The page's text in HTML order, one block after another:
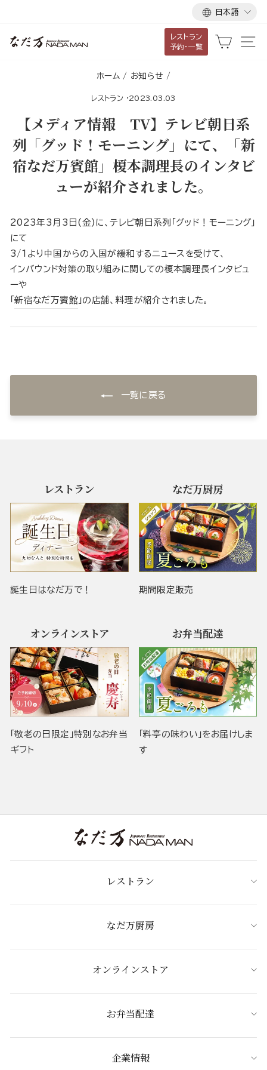
言
語
日本語
レストラン
予約・一覧
カート
ホーム / お知らせ /
レストラン ·2023.03.03
【メディア情報 TV】テレビ朝日系
列「グッド！モーニング」にて、「新
宿なだ万賓館」榎本調理長のインタビ
ューが紹介されました。
2023年3月3日(金)に、テレビ朝日系列「グッド！モーニング」
にて
3/1より中国からの入国が緩和するニュースを受けて、
インバウンド対策の取り組みに関しての榎本調理長インタビュ
ーや
「新宿なだ万賓館」の店舗、料理が紹介されました。
一覧に戻る
レストラン
誕生日はなだ万で！
なだ万厨房
期間限定販売
オンラインストア
「敬老の日限定」特別なお弁当
ギフト
お弁当配達
「料亭の味わい」をお届けしま
す
レストラン
なだ万厨房
オンラインストア
お弁当配達
企業情報